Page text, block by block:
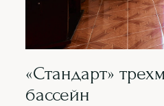
«Стандарт»
бассейн